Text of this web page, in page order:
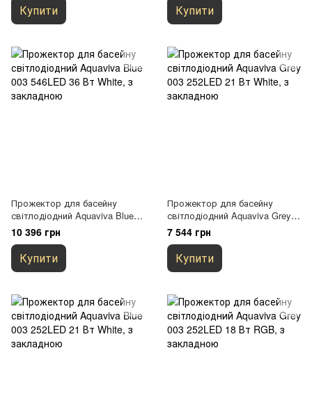
Купити Купити
Прожектор для басейну
світлодіодний Aquaviva Blue
003 546LED 36 Вт White, з
закладною
10 396 грн
Купити
Прожектор для басейну
світлодіодний Aquaviva Grey
003 252LED 21 Вт White, з
закладною
7 544 грн
Купити